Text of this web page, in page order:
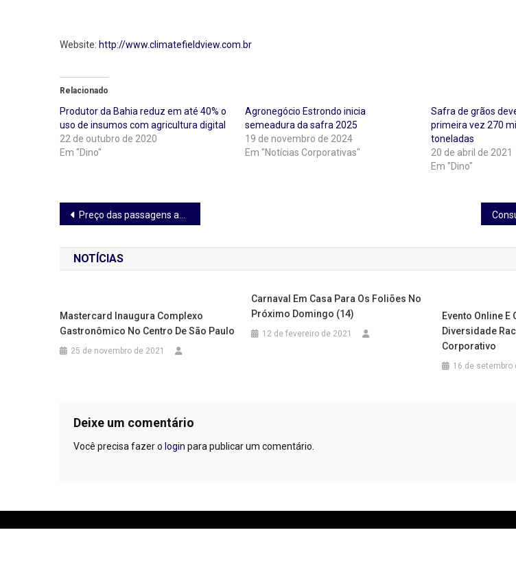
Website: http://www.climatefieldview.com.br
Relacionado
Produtor da Bahia reduz em até 40% o
uso de insumos com agricultura digital
22 de outubro de 2020
Em "Dino"
Agronegócio Estrondo inicia
semeadura da safra 2025
19 de novembro de 2024
Em "Notícias Corporativas"
Safra de grãos
primeira vez 270
toneladas
20 de abril de 2021
Em "Dino"
Navegação
de
Post
Preço das passagens aéreas pode ficar até 40% mais barato na Black Friday
NOTÍCIAS
Mastercard Inaugura Complexo
Gastronômico No Centro De São Paulo
25 de novembro de 2021
Carnaval Em Casa Para Os Foliões No
Próximo Domingo (14)
12 de fevereiro de 2021
Evento Online
Diversidade
Corporativo
16 de setembro
Deixe um comentário
Você precisa fazer o login para publicar um comentário.